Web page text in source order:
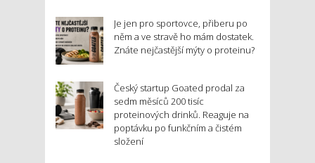
Je jen pro sportovce, přiberu po
něm a ve stravě ho mám dostatek.
Znáte nejčastější mýty o proteinu?
Český startup Goated prodal za
sedm měsíců 200 tisíc
proteinových drinků. Reaguje na
poptávku po funkčním a čistém
složení